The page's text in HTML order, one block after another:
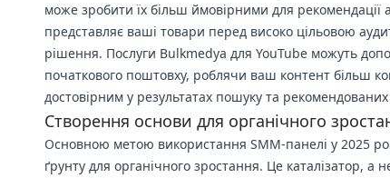
може зробити їх більш ймовірними для рекомендації
представляє ваші товари перед високо цільовою
рішення. Послуги Bulkmedya для YouTube можуть
початкового поштовху, роблячи ваш контент більш
достовірним у результатах пошуку та рекомендованих
Створення основи для органічного
Основною метою використання SMM-панелі у 2025
ґрунту для органічного зростання. Це каталізатор,